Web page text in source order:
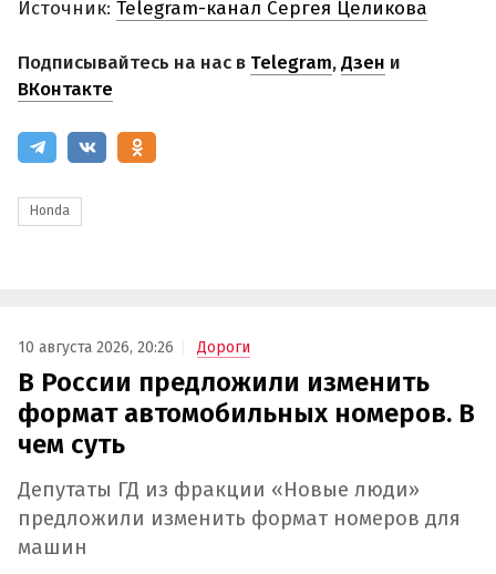
Источник: Telegram-канал Сергея Целикова
Подписывайтесь на нас в Telegram,Дзен и
ВКонтакте
Honda
10 августа 2026, 20:26 Дороги
В России предложили изменить
формат автомобильных номеров. В
чем суть
Депутаты ГД из фракции «Новые люди»
предложили изменить формат номеров для
машин